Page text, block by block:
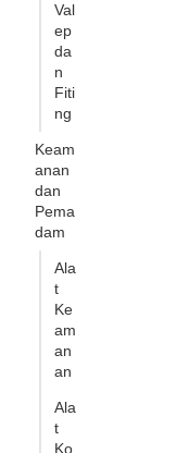
Val
ep
da
n
Fiti
ng
Keam
anan
dan
Pema
dam
Ala
t
Ke
am
an
an
Ala
t
Ko